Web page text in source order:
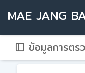
MAE JANG
ข้อมูลการตร